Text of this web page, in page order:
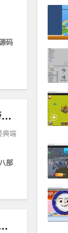
码
经典端游【天龙八部之天花板纯净版】怀旧七情刃副武器，带GM工具及安装教程
典端
部
，打造极品装备宝宝，3D旋转视角+GM工具及教程